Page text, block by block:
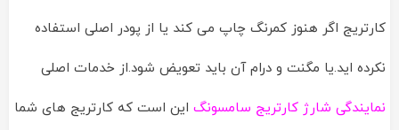
کارتریج اگر هنوز کمرنگ چاپ می کند یا از پودر اصلی استفاده
نکرده اید.یا مگنت و درام آن باید تعویض شود.از خدمات اصلی
نمایندگی شارژ کارتریج سامسونگ این است که کارتریج های شما